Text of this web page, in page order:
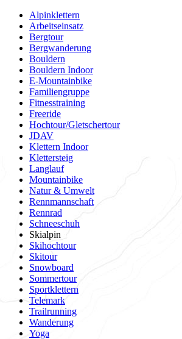
Alpinklettern
Arbeitseinsatz
Bergtour
Bergwanderung
Bouldern
Bouldern Indoor
E-Mountainbike
Familiengruppe
Fitnesstraining
Freeride
Hochtour/Gletschertour
JDAV
Klettern Indoor
Klettersteig
Langlauf
Mountainbike
Natur & Umwelt
Rennmannschaft
Rennrad
Schneeschuh
Skialpin
Skihochtour
Skitour
Snowboard
Sommertour
Sportklettern
Telemark
Trailrunning
Wanderung
Yoga